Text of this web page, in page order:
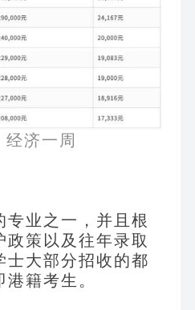
经济一周
专业之一，并且根
策以及往年录取
士大部分招收的都
籍考生。